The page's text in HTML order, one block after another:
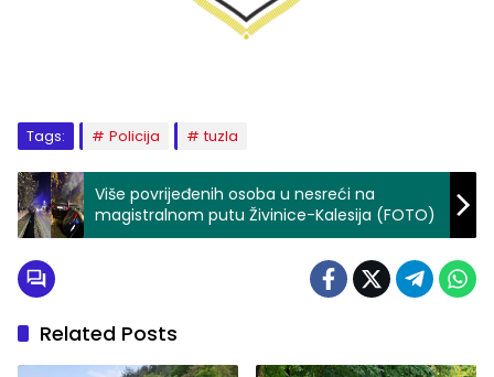
Tags: Policija tuzla
Više povrijeđenih osoba u nesreći na
magistralnom putu Živinice-Kalesija (FOTO)
Related Posts